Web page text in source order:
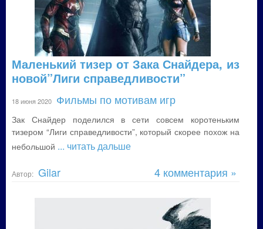
Маленький тизер от Зака Снайдера, из
новой”Лиги справедливости”
18 июня 2020 Фильмы по мотивам игр
Зак Снайдер поделился в сети совсем коротеньким
тизером “Лиги справедливости”, который скорее похож на
небольшой ... читать дальше
Автор: Gilar 4 комментария »